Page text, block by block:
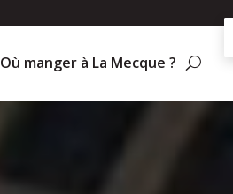
Où manger à La Mecque ?